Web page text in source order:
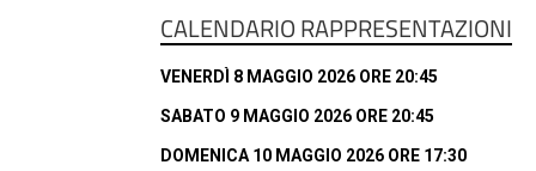
CALENDARIO RAPPRESENTAZIONI
VENERDÌ 8 MAGGIO 2026 ORE 20:45
SABATO 9 MAGGIO 2026 ORE 20:45
DOMENICA 10 MAGGIO 2026 ORE 17:30